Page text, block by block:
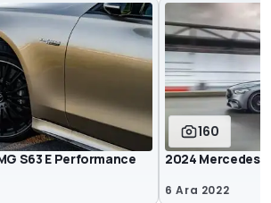
S63 E Performance
160
2024 Mercedes-
6 Ara 2022